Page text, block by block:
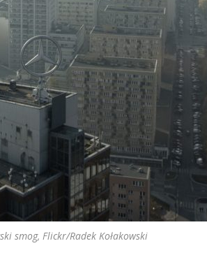
smog, Flickr/Radek Kołakowski